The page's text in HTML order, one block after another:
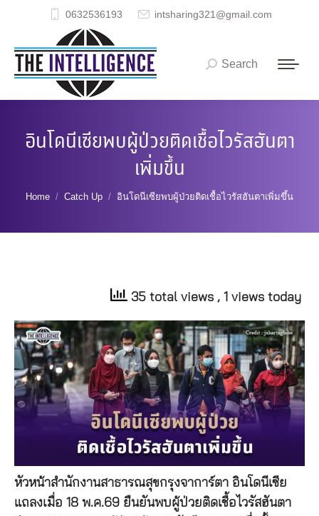
0632536193 intsharing321@gmail.com
Search:
Search
อินโดนีเซียพบผู้ป่วยติดเชื้อไวรัสฮันตา
เพิ่มขึ้น
You are here:
Home Catch Up อินโดนีเซียพบผู้ป่วยติดเชื้อไวรัสฮันตาเพิ่มขึ้น
35 total views , 1 views today
หัวหน้าสำนักงานสาธารณสุขกรุงจาการ์ตา อินโดนีเซีย
แถลงเมื่อ 18 พ.ค.69 ยืนยันพบผู้ป่วยติดเชื้อไวรัสฮันตา